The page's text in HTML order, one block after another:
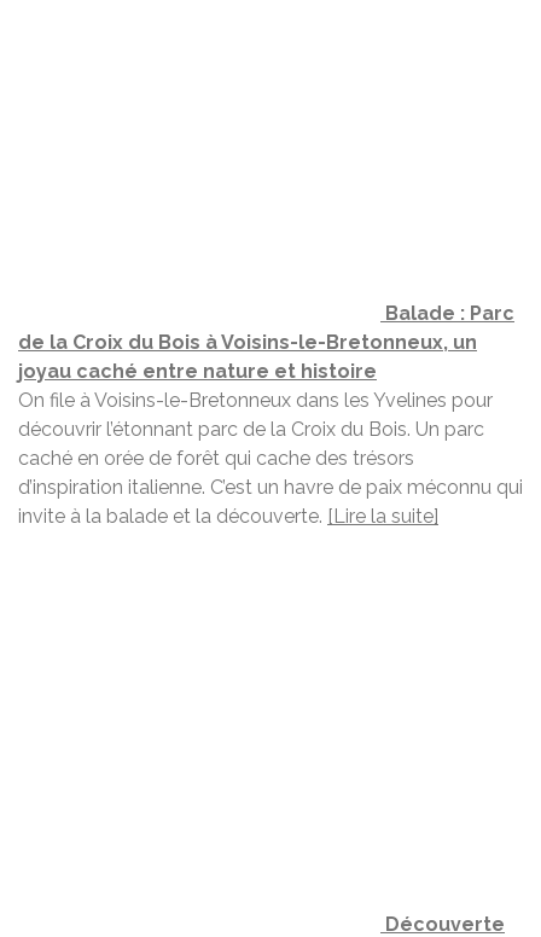
Balade : Parc
de la Croix du Bois à Voisins-le-Bretonneux, un
joyau caché entre nature et histoire
On file à Voisins-le-Bretonneux dans les Yvelines pour
découvrir l’étonnant parc de la Croix du Bois. Un parc
caché en orée de forêt qui cache des trésors
d’inspiration italienne. C’est un havre de paix méconnu qui
invite à la balade et la découverte. [Lire la suite]
Découverte